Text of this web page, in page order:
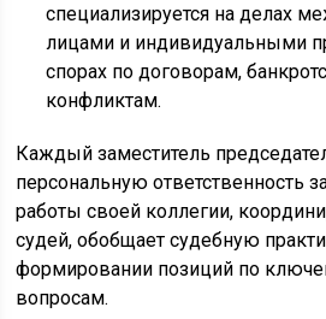
специализируется на делах
лицами и индивидуальными
спорах по договорам,
конфликтам.
Каждый заместитель
персональную ответственность
работы своей коллегии,
судей, обобщает судебную
формировании позиций по
вопросам.